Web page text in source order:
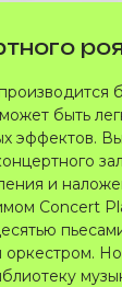
быть
эффектов.
и
Concert